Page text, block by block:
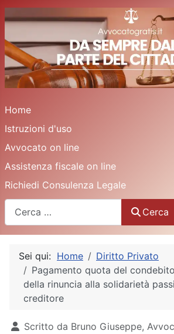
Home
Istruzioni d'uso
Avvocato on line
Assistenza fiscale on line
Richiedi Consulenza Legale
Cerca
Sei qui: Home
Diritto Privato
Pagamento quota del
della rinuncia alla solidarietà
creditore
Dettagli
Scritto da Bruno Giuseppe,